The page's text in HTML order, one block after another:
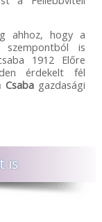
ahhoz, hogy a
is
1912 Előre
érdekelt fél
Csabagazdasági
is